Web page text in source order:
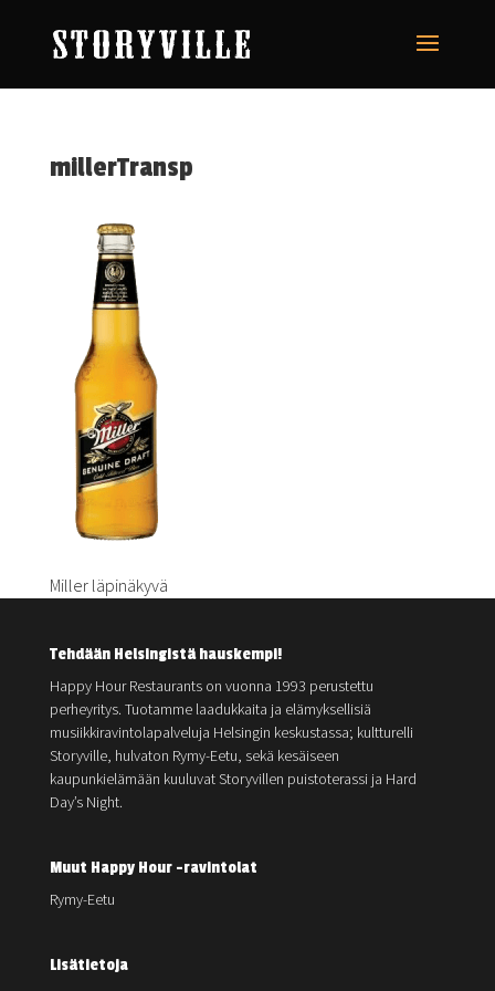
millerTransp
Miller läpinäkyvä
Tehdään Helsingistä hauskempi!
Happy Hour Restaurants on vuonna 1993 perustettu
perheyritys. Tuotamme laadukkaita ja elämyksellisiä
musiikkiravintolapalveluja Helsingin keskustassa; kultturelli
Storyville, hulvaton Rymy-Eetu, sekä kesäiseen
kaupunkielämään kuuluvat Storyvillen puistoterassi ja Hard
Day’s Night.
Muut Happy Hour -ravintolat
Rymy-Eetu
Lisätietoja